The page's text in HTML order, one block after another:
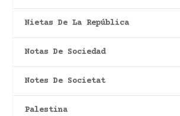
Nietas De La República
Notas De Sociedad
Notes De Societat
Palestina